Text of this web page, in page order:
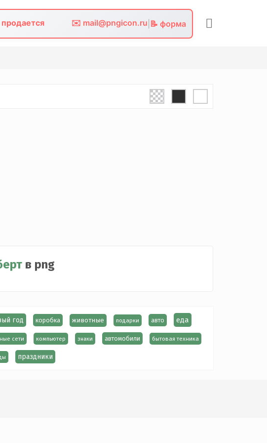
✉️ mail@pngicon.ru 📝 форма
в png
год коробка животные подарки авто еда
сети компьютер знаки автомобили бытовая техника
праздники